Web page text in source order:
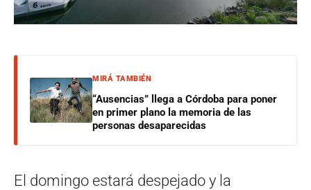
MIRÁ TAMBIÉN
“Ausencias” llega a Córdoba para poner
en primer plano la memoria de las
personas desaparecidas
El domingo estará despejado y la